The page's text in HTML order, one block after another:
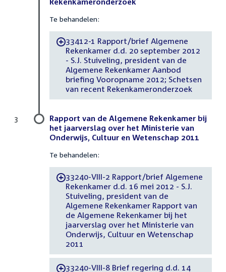
Te behandelen:
-33412-1 Rapport/brief Algemene
Rekenkamer d.d. 20 september 2012
- S.J. Stuiveling, president van de
Algemene Rekenkamer Aanbod
briefing Vooropname 2012; Schetsen
van recent Rekenkameronderzoek
Rapport van de Algemene Rekenkamer bij
het jaarverslag over het Ministerie van
Onderwijs, Cultuur en Wetenschap 2011
Te behandelen:
-33240-VIII-2 Rapport/brief Algemene
Rekenkamer d.d. 16 mei 2012 - S.J.
Stuiveling, president van de
Algemene Rekenkamer Rapport van
de Algemene Rekenkamer bij het
jaarverslag over het Ministerie van
Onderwijs, Cultuur en Wetenschap
2011
-33240-VIII-8 Brief regering d.d. 14
3